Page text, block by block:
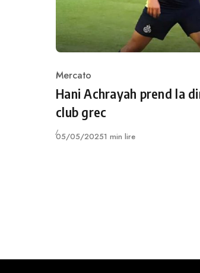
Category
Mercato
Hani Achrayah prend la
club grec
Publié
05/05/20251 min lire